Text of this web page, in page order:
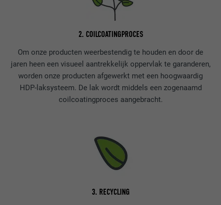
2. COILCOATINGPROCES
Om onze producten weerbestendig te houden en door de
jaren heen een visueel aantrekkelijk oppervlak te garanderen,
worden onze producten afgewerkt met een hoogwaardig
HDP-laksysteem. De lak wordt middels een zogenaamd
coilcoatingproces aangebracht.
3. RECYCLING